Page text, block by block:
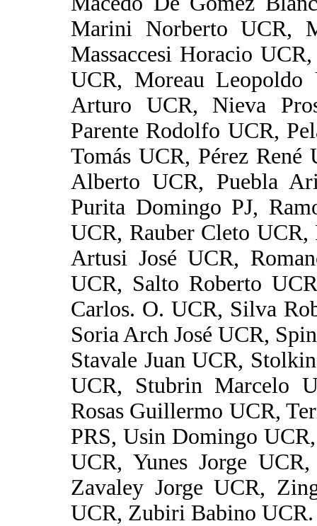
Marini Norberto UCR,
Massaccesi Horacio
UCR, Moreau
Arturo UCR, Nieva
Parente Rodolfo UCR,
Tomás UCR, Pérez René
Alberto UCR, Puebla
Purita Domingo PJ,
UCR, Rauber Cleto
Artusi José UCR,
UCR, Salto Roberto
Carlos. O. UCR, Silva
Soria Arch José UCR,
Stavale Juan UCR,
UCR, Stubrin Marcelo
Rosas Guillermo UCR,
PRS, Usin Domingo
UCR, Yunes Jorge
Zavaley Jorge UCR,
UCR, Zubiri Babino UCR.